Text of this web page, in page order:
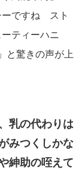
ーですね スト
ティーハニ
と驚きの声が上
乳の代わりは
みつくしかな
紳助の咥えて